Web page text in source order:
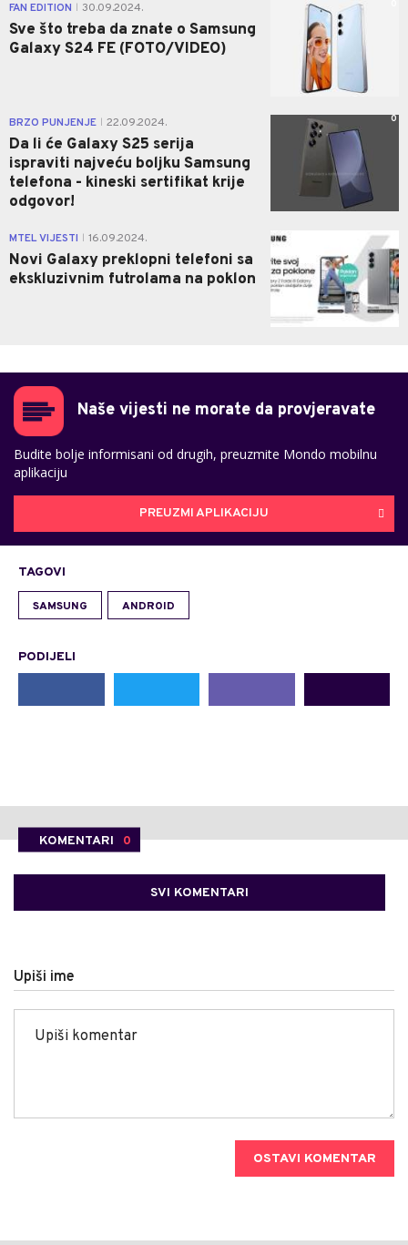
FAN EDITION 30.09.2024.
Sve što treba da znate o Samsung
Galaxy S24 FE (FOTO/VIDEO)
BRZO PUNJENJE 22.09.2024.
Da li će Galaxy S25 serija
ispraviti najveću boljku Samsung
telefona - kineski sertifikat krije
odgovor!
0
MTEL VIJESTI 16.09.2024.
Novi Galaxy preklopni telefoni sa
ekskluzivnim futrolama na poklon
Naše vijesti ne morate da provjeravate
Budite bolje informisani od drugih, preuzmite Mondo mobilnu
aplikaciju
PREUZMI APLIKACIJU
TAGOVI
SAMSUNG ANDROID
PODIJELI
KOMENTARI 0
SVI KOMENTARI
Upiši ime
OSTAVI KOMENTAR